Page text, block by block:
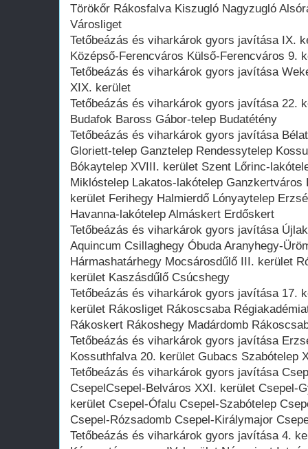
Törökőr Rákosfalva Kiszugló Nagyzugló
Városliget
Tetőbeázás és viharkárok gyors javítása IX.
Középső-Ferencváros Külső-Ferencváros 9.
Tetőbeázás és viharkárok gyors javítása
XIX. kerület
Tetőbeázás és viharkárok gyors javítása 22.
Budafok Baross Gábor-telep Budatétény
Tetőbeázás és viharkárok gyors javítása
Gloriett-telep Ganztelep Rendessytelep
Bókaytelep XVIII. kerület Szent Lőrinc-
Miklóstelep Lakatos-lakótelep
kerület Ferihegy Halmierdő Lónyaytelep
Havanna-lakótelep Almáskert Erdőskert
Tetőbeázás és viharkárok gyors javítása
Aquincum Csillaghegy Óbuda Aranyhegy-
Hármashatárhegy Mocsárosdűlő III. kerület
kerület Kaszásdűlő Csúcshegy
Tetőbeázás és viharkárok gyors javítása 17.
kerület Rákosliget Rákoscsaba
Rákoskert Rákoshegy Madárdomb
Tetőbeázás és viharkárok gyors javítása
Kossuthfalva 20. kerület Gubacs Szabótelep
Tetőbeázás és viharkárok gyors javítása
CsepelCsepel-Belváros XXI. kerület Csepel-
kerület Csepel-Ófalu Csepel-Szabótelep
Csepel-Rózsadomb Csepel-Királymajor
Tetőbeázás és viharkárok gyors javítása 4.